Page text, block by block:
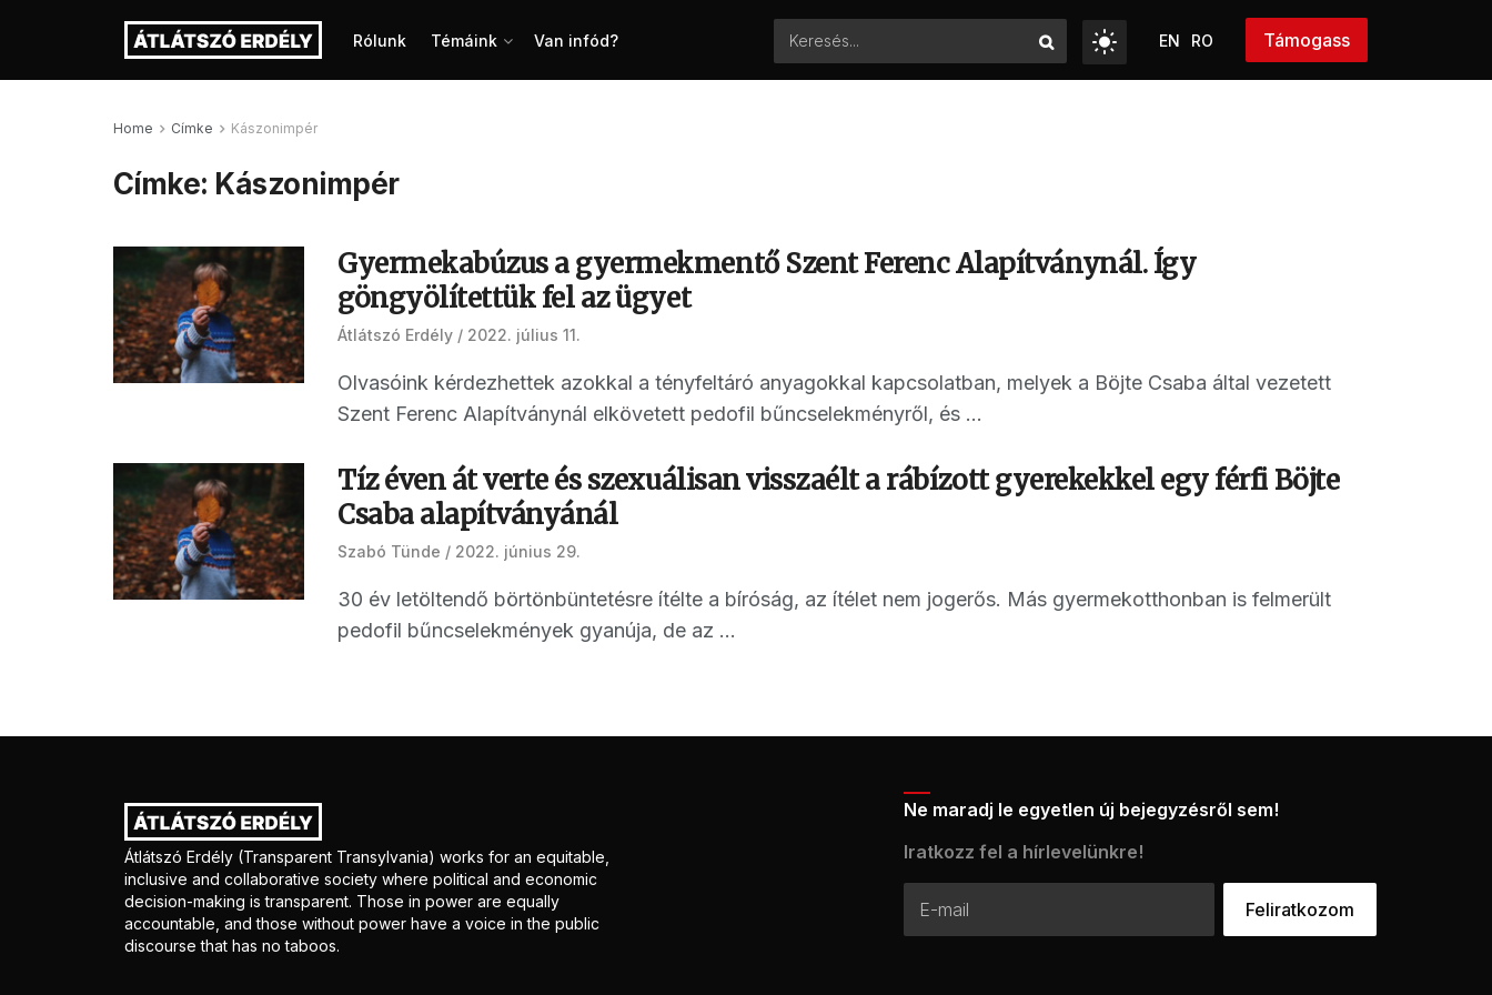
Rólunk Témáink Van infód? EN RO Támogass
Home Címke Kászonimpér
Címke: Kászonimpér
Gyermekabúzus a gyermekmentő Szent Ferenc Alapítványnál. Így
göngyölítettük fel az ügyet
Átlátszó Erdély 2022. július 11.
Olvasóink kérdezhettek azokkal a tényfeltáró anyagokkal kapcsolatban, melyek a Böjte Csaba által vezetett
Szent Ferenc Alapítványnál elkövetett pedofil bűncselekményről, és ...
Tíz éven át verte és szexuálisan visszaélt a rábízott gyerekekkel egy férfi Böjte
Csaba alapítványánál
Szabó Tünde 2022. június 29.
30 év letöltendő börtönbüntetésre ítélte a bíróság, az ítélet nem jogerős. Más gyermekotthonban is felmerült
pedofil bűncselekmények gyanúja, de az ...
Átlátszó Erdély (Transparent Transylvania) works for an equitable,
inclusive and collaborative society where political and economic
decision-making is transparent. Those in power are equally
accountable, and those without power have a voice in the public
discourse that has no taboos.
Ne maradj le egyetlen új bejegyzésről sem!
Iratkozz fel a hírlevelünkre!